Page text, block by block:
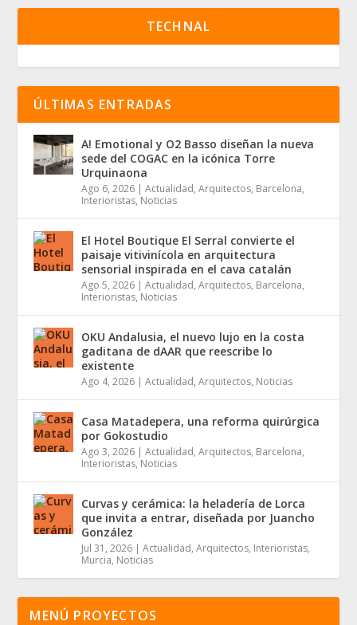
TECHNAL
ÚLTIMAS ENTRADAS
A! Emotional y O2 Basso diseñan la nueva
sede del COGAC en la icónica Torre
Urquinaona
Ago 6, 2026 |Actualidad,Arquitectos, Barcelona,
Interioristas, Noticias
El Hotel Boutique El Serral convierte el
paisaje vitivinícola en arquitectura
sensorial inspirada en el cava catalán
Ago 5, 2026 |Actualidad,Arquitectos, Barcelona,
Interioristas, Noticias
OKU Andalusia, el nuevo lujo en la costa
gaditana de dAAR que reescribe lo
existente
Ago 4, 2026 |Actualidad,Arquitectos, Noticias
Casa Matadepera, una reforma quirúrgica
por Gokostudio
Ago 3, 2026 |Actualidad,Arquitectos, Barcelona,
Interioristas, Noticias
Curvas y cerámica: la heladería de Lorca
que invita a entrar, diseñada por Juancho
González
Jul 31, 2026 |Actualidad,Arquitectos, Interioristas,
Murcia, Noticias
MENÚ PROYECTOS